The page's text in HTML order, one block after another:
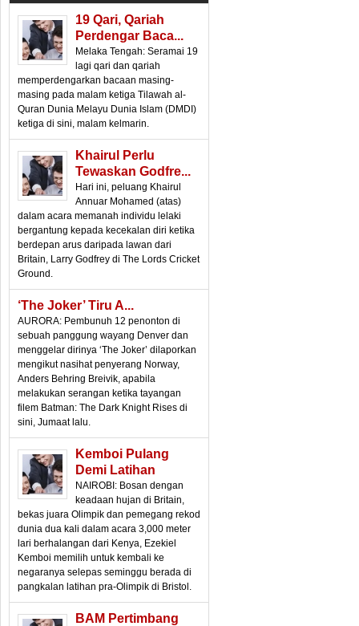
19 Qari, Qariah
Perdengar Baca...
Melaka Tengah: Seramai 19
lagi qari dan qariah
memperdengarkan bacaan masing-
masing pada malam ketiga Tilawah al-
Quran Dunia Melayu Dunia Islam (DMDI)
ketiga di sini, malam kelmarin.
Khairul Perlu
Tewaskan Godfre...
Hari ini, peluang Khairul
Annuar Mohamed (atas)
dalam acara memanah individu lelaki
bergantung kepada kecekalan diri ketika
berdepan arus daripada lawan dari
Britain, Larry Godfrey di The Lords Cricket
Ground.
‘The Joker’ Tiru A...
AURORA: Pembunuh 12 penonton di
sebuah panggung wayang Denver dan
menggelar dirinya ‘The Joker’ dilaporkan
mengikut nasihat penyerang Norway,
Anders Behring Breivik, apabila
melakukan serangan ketika tayangan
filem Batman: The Dark Knight Rises di
sini, Jumaat lalu.
Kemboi Pulang
Demi Latihan
NAIROBI: Bosan dengan
keadaan hujan di Britain,
bekas juara Olimpik dan pemegang rekod
dunia dua kali dalam acara 3,000 meter
lari berhalangan dari Kenya, Ezekiel
Kemboi memilih untuk kembali ke
negaranya selepas seminggu berada di
pangkalan latihan pra-Olimpik di Bristol.
BAM Pertimbang